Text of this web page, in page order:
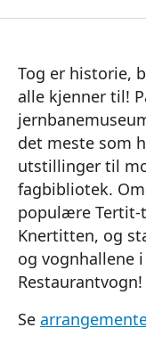
Tog er historie,
alle kjenner til!
det meste som
utstillinger til
fagbibliotek.
populære Tertit-
Knertitten, og
og vognhallene
Restaurantvogn!
Se